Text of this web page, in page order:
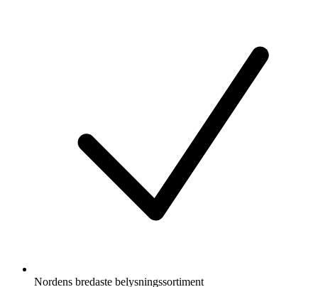
Nordens bredaste belysningssortiment